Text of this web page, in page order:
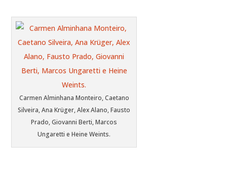
Carmen Alminhana Monteiro, Caetano
Silveira, Ana Krüger, Alex Alano, Fausto
Prado, Giovanni Berti, Marcos
Ungaretti e Heine Weints.